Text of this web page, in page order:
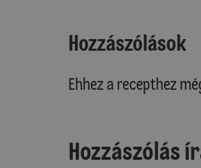
Hozzászólások
Ehhez a recepthez
Hozzászólás